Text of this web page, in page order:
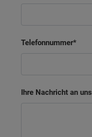
Telefonnummer
Ihre Nachricht an uns